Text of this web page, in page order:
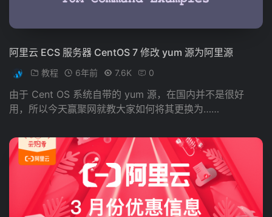
阿里云 ECS 服务器 CentOS 7 修改 yum 源为阿里源
教程 6年前 7.6K 0
由于 Cent OS 系统自带的 yum 源，在国内并不是很好
用，所以今天赢聚网就教大家如何将其更换为……